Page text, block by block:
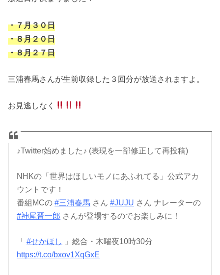
・７月３０日
・８月２０日
・８月２７日
三浦春馬さんが生前収録した３回分が放送されますよ。
お見逃しなく
♪Twitter始めました♪ (表現を一部修正して再投稿)
NHKの「世界はほしいモノにあふれてる」公式アカ
ウントです！
番組MCの#三浦春馬 さん#JUJU さん ナレーターの
#神尾晋一郎 さんが登場するのでお楽しみに！
「#せかほし
」総合・木曜夜10時30分
https://t.co/bxov1XqGxE